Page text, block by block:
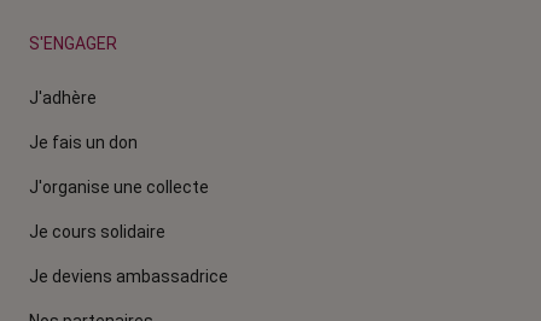
S'ENGAGER
J'adhère
Je fais un don
J'organise une collecte
Je cours solidaire
Je deviens ambassadrice